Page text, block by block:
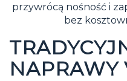
przywrócą nośność i
bez
NAPRAWY